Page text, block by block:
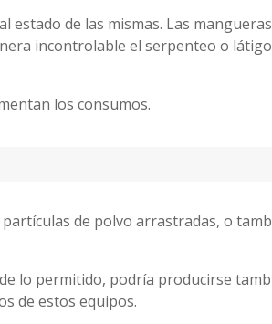
de las mismas. Las
incontrolable el serpenteo o
los consumos.
de polvo arrastradas, o
lo permitido, podría producirse
de estos equipos.